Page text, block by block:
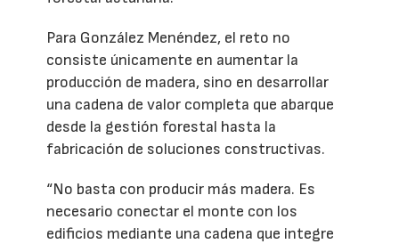
Para González Menéndez, el reto no
consiste únicamente en aumentar la
producción de madera, sino en desarrollar
una cadena de valor completa que abarque
desde la gestión forestal hasta la
fabricación de soluciones constructivas.
“No basta con producir más madera. Es
necesario conectar el monte con los
edificios mediante una cadena que integre